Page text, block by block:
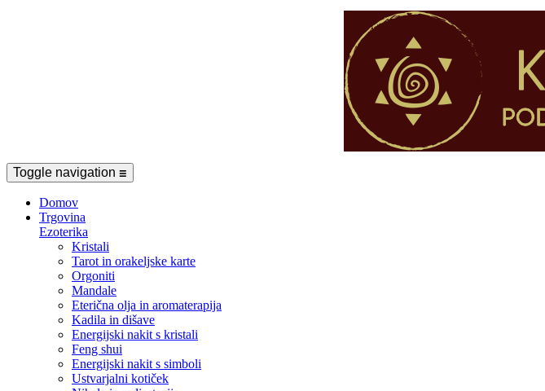
Toggle navigation ☰
Domov
Trgovina
Ezoterika
Kristali
Tarot in orakeljske karte
Orgoniti
Mandale
Eterična olja in aromaterapija
Kadila in dišave
Energijski nakit s kristali
Feng shui
Energijski nakit s simboli
Ustvarjalni kotiček